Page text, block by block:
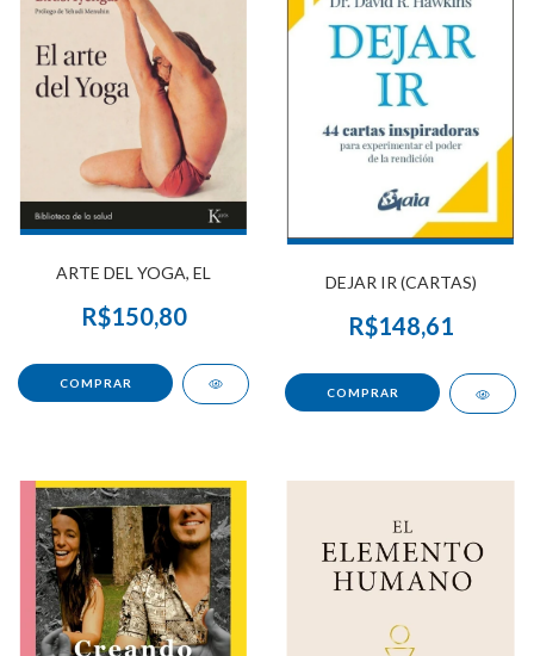
ARTE DEL YOGA, EL
R$150,80
DEJAR IR (CARTAS)
R$148,61